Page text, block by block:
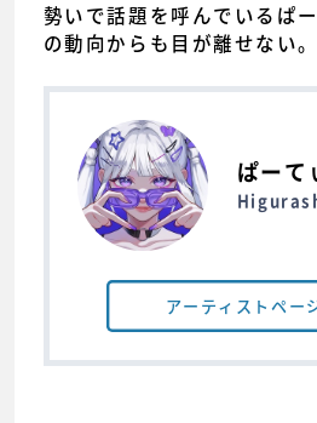
勢いで話題を呼んでいるぱ
の動向からも目が離せない。
ぱーて
アーティストペー